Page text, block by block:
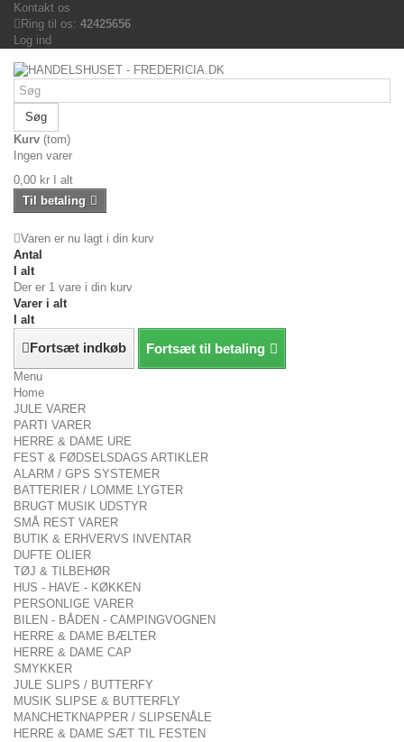
Kontakt os
Ring til os: 42425656
Log ind
Søg
Kurv (tom)
Ingen varer
0,00 kr
I alt
Til betaling
Varen er nu lagt i din kurv
Antal
I alt
Der er 1 vare i din kurv
Varer i alt
I alt
Fortsæt indkøb Fortsæt til betaling
Menu
Home
JULE VARER
PARTI VARER
HERRE & DAME URE
FEST & FØDSELSDAGS ARTIKLER
ALARM / GPS SYSTEMER
BATTERIER / LOMME LYGTER
BRUGT MUSIK UDSTYR
SMÅ REST VARER
BUTIK & ERHVERVS INVENTAR
DUFTE OLIER
TØJ & TILBEHØR
HUS - HAVE - KØKKEN
PERSONLIGE VARER
BILEN - BÅDEN - CAMPINGVOGNEN
HERRE & DAME BÆLTER
HERRE & DAME CAP
SMYKKER
JULE SLIPS / BUTTERFY
MUSIK SLIPSE & BUTTERFLY
MANCHETKNAPPER / SLIPSENÅLE
HERRE & DAME SÆT TIL FESTEN